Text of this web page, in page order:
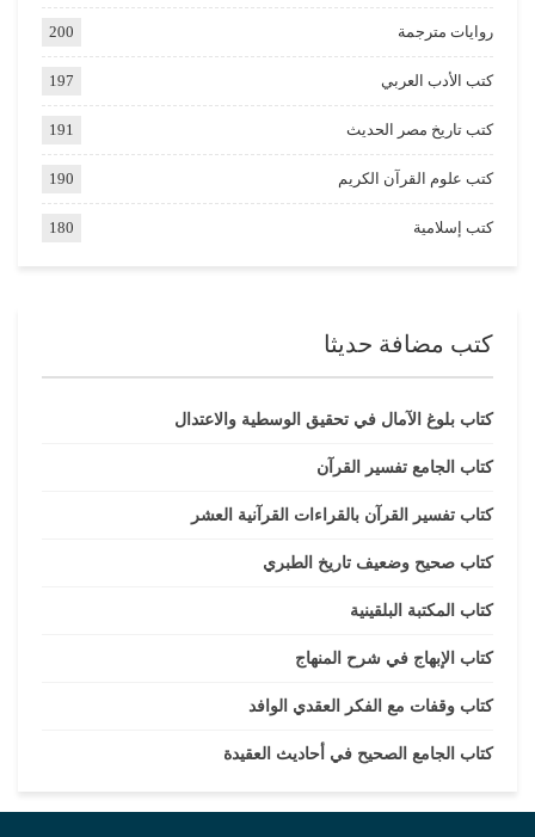
روايات مترجمة 200
كتب الأدب العربي 197
كتب تاريخ مصر الحديث 191
كتب علوم القرآن الكريم 190
كتب إسلامية 180
كتب مضافة حديثا
كتاب بلوغ الآمال في تحقيق الوسطية والاعتدال
كتاب الجامع تفسير القرآن
كتاب تفسير القرآن بالقراءات القرآنية العشر
كتاب صحيح وضعيف تاريخ الطبري
كتاب المكتبة البلقينية
كتاب الإبهاج في شرح المنهاج
كتاب وقفات مع الفكر العقدي الوافد
كتاب الجامع الصحيح في أحاديث العقيدة